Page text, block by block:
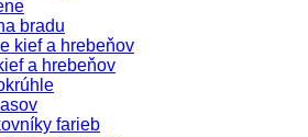
bradu
kief a hrebeňov
a hrebeňov
farieb